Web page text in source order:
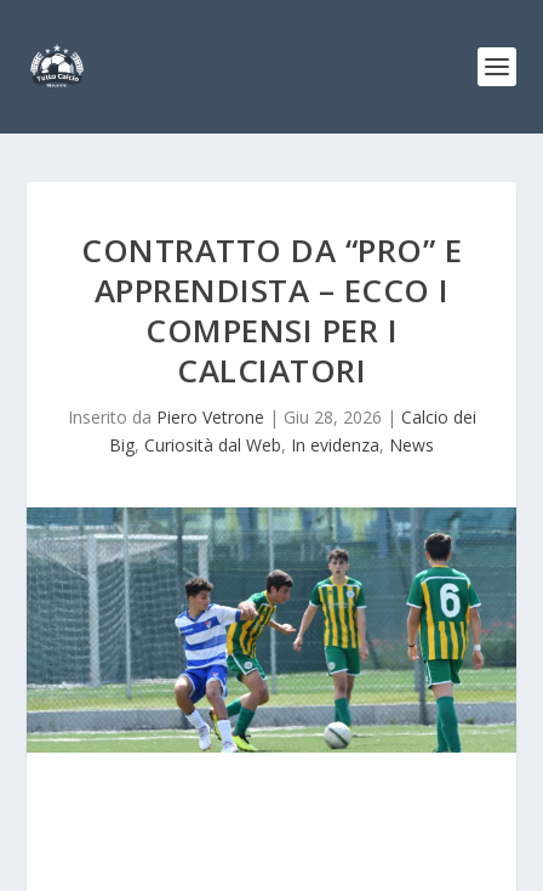
CONTRATTO DA “PRO” E
APPRENDISTA – ECCO I
COMPENSI PER I
CALCIATORI
Inserito da Piero Vetrone | Giu 28, 2026 | Calcio dei
Big, Curiosità dal Web, In evidenza, News